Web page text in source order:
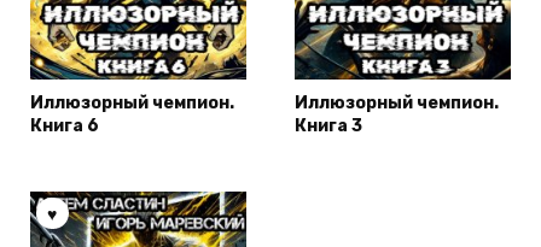
Иллюзорный чемпион.
Книга 6
Иллюзорный чемпион.
Книга 3